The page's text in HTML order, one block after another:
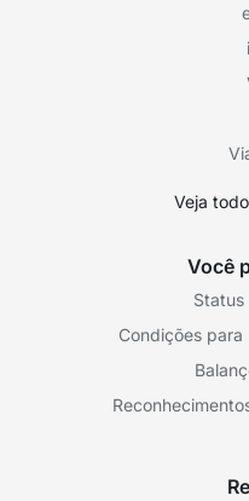
Veja
Você
Status
Condições